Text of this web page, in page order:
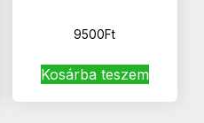
9500Ft
Kosárba teszem